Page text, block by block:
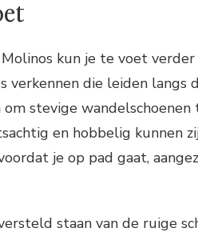
kun je te voet
verkennen die leiden langs
stevige wandelschoenen
en hobbelig kunnen
je op pad gaat,
staan van de ruige